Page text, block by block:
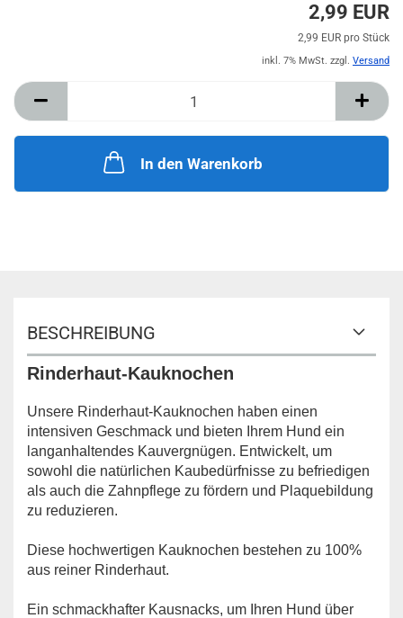
2,99 EUR
2,99 EUR pro Stück
inkl. 7% MwSt. zzgl. Versand
In den Warenkorb
BESCHREIBUNG
Rinderhaut-Kauknochen
Unsere Rinderhaut-Kauknochen haben einen
intensiven Geschmack und bieten Ihrem Hund ein
langanhaltendes Kauvergnügen. Entwickelt, um
sowohl die natürlichen Kaubedürfnisse zu befriedigen
als auch die Zahnpflege zu fördern und Plaquebildung
zu reduzieren.
Diese hochwertigen Kauknochen bestehen zu 100%
aus reiner Rinderhaut.
Ein schmackhafter Kausnacks, um Ihren Hund über